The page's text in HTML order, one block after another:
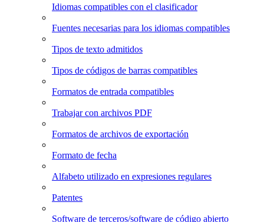
Idiomas compatibles con el clasificador
Fuentes necesarias para los idiomas compatibles
Tipos de texto admitidos
Tipos de códigos de barras compatibles
Formatos de entrada compatibles
Trabajar con archivos PDF
Formatos de archivos de exportación
Formato de fecha
Alfabeto utilizado en expresiones regulares
Patentes
Software de terceros/software de código abierto